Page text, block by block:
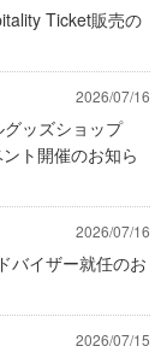
Ticket販売の
2026/07/16
ッズショップ
ト開催のお知ら
2026/07/16
バイザー就任のお
2026/07/15